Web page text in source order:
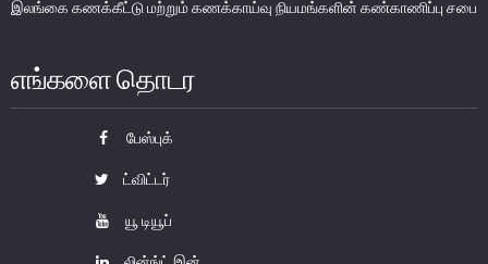
கொடுப்பனவு மற்றும் தீர்ப்பனவு முறைமைகள்
கொடுகடன் தகவல்
இலங்கை கணக்கீட்டு மற்றும் கணக்காய்வு நியமங்களின் கண்காணிப்பு சபை
எங்களை தொடர
பேஸ்புக்
ட்விட்டர்
யூ டியூப்